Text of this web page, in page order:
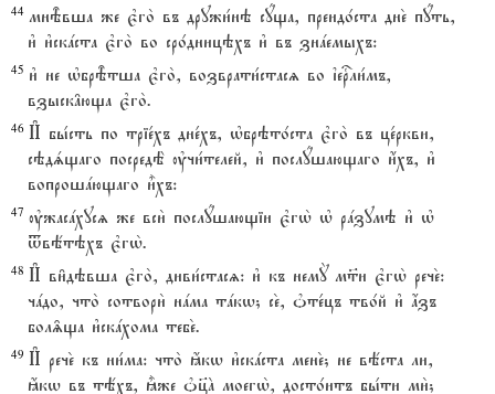
44 мнBвша же є3го2 въ дружи1нэ сyща, преидо1ста дне2 пyть,
и3 и3скaста є3го2 во сро1дницэхъ и3 въ знaемыхъ:
45 и3 не њбрBтша є3го2, возврати1стасz во їеrли1мъ,
взыск†юща є3го2.
46 И# бы1сть по тріе1хъ дне1хъ, њбрэто1ста є3го2 въ це1ркви,
сэдsщаго посредЁ ўчи1телей, и3 послyшающаго и4хъ, и3
вопрошaющаго и5хъ:
47 ўжасaхусz же вси2 послyшающіи є3гw2 њ рaзумэ и3 њ
tвётэхъ є3гw2.
48 И# ви6дэвша є3го2, диви1стасz: и3 къ немY м™и є3гw2 рече2:
чaдо, что2 сотвори2 нaма тaкw; се2, nте1цъ тво1й и3 ѓзъ
бол‰ща и3скaхома тебе2.
49 И# рече2 къ ни1ма: что2 ћкw и3скaста мене2; не вёста ли,
ћкw въ тёхъ, ±же nц7A моегw2, досто1итъ бы1ти ми2;